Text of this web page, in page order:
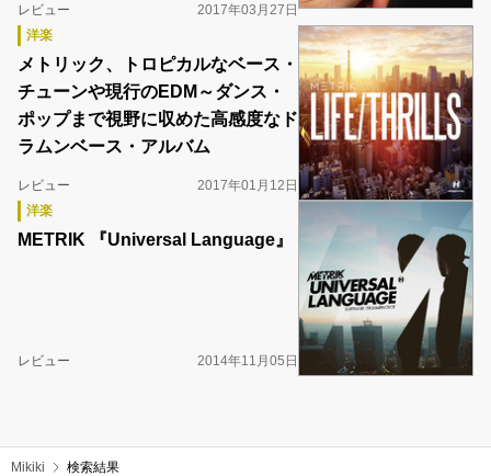
レビュー
2017年03月27日
洋楽
メトリック、トロピカルなベース・
チューンや現行のEDM～ダンス・
ポップまで視野に収めた高感度なド
ラムンベース・アルバム
レビュー
2017年01月12日
洋楽
METRIK 『Universal Language』
レビュー 2014年11月05日
Mikiki 検索結果